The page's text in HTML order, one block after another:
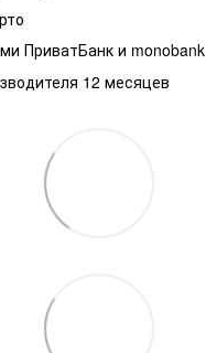
ПриватБанк и monobank
12 месяцев